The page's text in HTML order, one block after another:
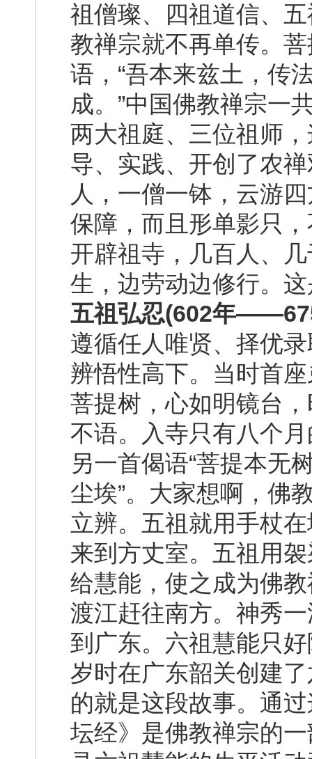
祖僧璨、四祖道信、
教禅宗就不再单传。
语，“吾本来兹土，传
成。”中国佛教禅宗一
两大祖庭、三位祖师
导、实践、开创了农
人，一僧一钵，云游
保障，而且形单影只
开辟祖寺，几百人、
生，边劳动边修行。
五祖弘忍(602年
遵循任人唯贤、择优
辨悟性高下。当时首
菩提树，心如明镜台
不语。入寺只有八个
另一首偈语“菩提本无
尘埃”。大家想啊，佛
立辨。五祖就用手杖
来到方丈室。五祖用
给慧能，使之成为佛
渡江赶往南方。神秀
到广东。六祖慧能只
岁时在广东韶关创建
的就是这段故事。通
坛经》是佛教禅宗的